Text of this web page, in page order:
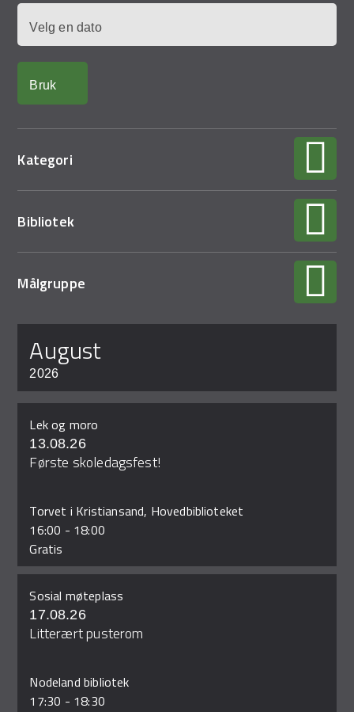
Kategori
Bibliotek
Målgruppe
august
2026
Lek og moro
13.08.26
Første skoledagsfest!
Torvet i Kristiansand, Hovedbiblioteket
16:00 - 18:00
Gratis
Sosial møteplass
17.08.26
Litterært pusterom
Nodeland bibliotek
17:30 - 18:30